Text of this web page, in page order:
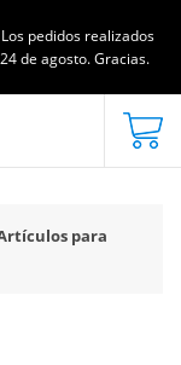
Los pedidos realizados
de agosto. Gracias.
para